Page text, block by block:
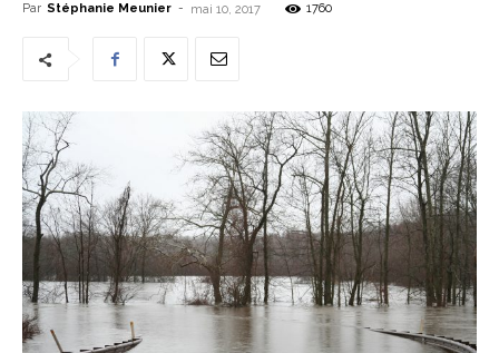
Par Stéphanie Meunier - mai 10, 2017 1760